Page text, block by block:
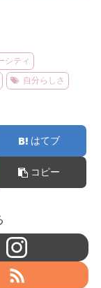
シティ
自分らしさ
はてブ
コピー